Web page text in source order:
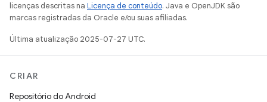
licenças descritas na Licença de conteúdo. Java e OpenJDK são
marcas registradas da Oracle e/ou suas afiliadas.
Última atualização 2025-07-27 UTC.
CRIAR
Repositório do Android